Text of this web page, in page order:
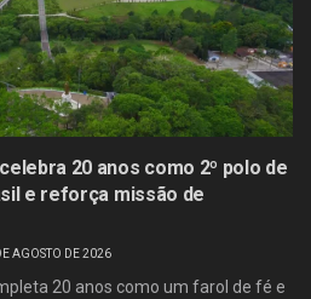
20 anos como 2º polo de
e reforça missão de
AGOSTO DE 2026
20 anos como um farol de fé e